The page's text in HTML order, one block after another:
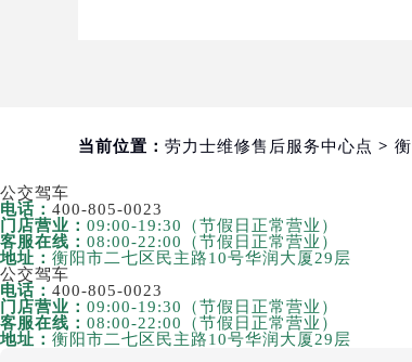
温州市鹿城区锦绣路1067
佛山市禅城区季华五路57
东莞市东城街道鸿福东路1
南通市崇川区工农路57号
苏州市苏州工业园区星港
当前位置： 劳力士维修售后服务中心点 >
公交驾车
电话： 400-805-0023
门店营业： 09:00-19:30（节假日正常营业）
客服在线： 08:00-22:00（节假日正常营业）
地址： 衡阳市二七区民主路10号华润大厦29层
公交驾车
电话： 400-805-0023
门店营业： 09:00-19:30（节假日正常营业）
客服在线： 08:00-22:00（节假日正常营业）
地址： 衡阳市二七区民主路10号华润大厦29层